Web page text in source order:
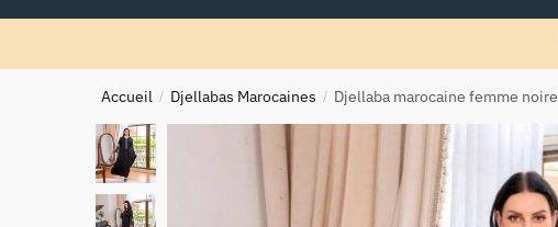
Accueil / Djellabas Marocaines / Djellaba marocaine femme noire